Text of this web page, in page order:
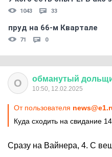
1043 33
пруд на 66-м Квартале
71 0
О обманутый
10:50, 12.02.2025
От пользователя
Куда сходить на свидание
Сразу на Вайнера, 4. С